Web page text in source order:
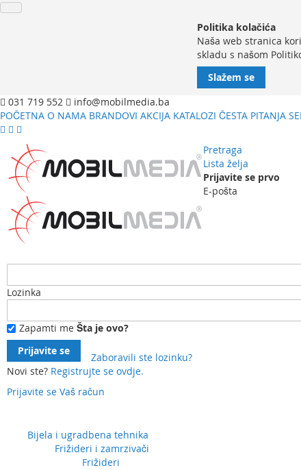
Politika kolačića
Naša web stranica
skladu s našom
Slažem se
031 719 552
info@mobilmedia.ba
POČETNA O NAMA BRANDOVI AKCIJA KATALOZI ČESTA PITANJA
Pretraga
Lista želja
Prijavite se prvo
E-pošta
Lozinka
Zapamti me Šta je ovo?
Prijavite se
Zaboravili ste lozinku?
Novi ste? Registrujte se ovdje.
Prijavite se Vaš račun
sadržajBijela i ugradbena tehnika
Frižideri i zamrzivači
Frižideri